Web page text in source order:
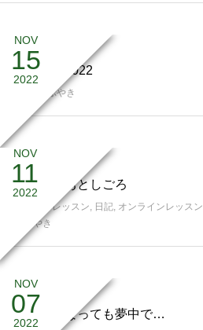
NOV
15
2022
味噌解禁2022
つぶやき
NOV
11
2022
そういうおとしごろ
スタジオレッスン 日記 オンラインレッスン
つぶやき
NOV
07
2022
いくつになっても夢中で…